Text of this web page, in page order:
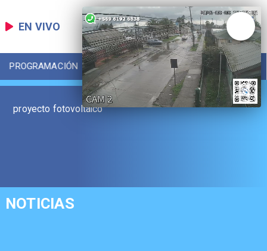
EN VIVO
PROGRAMACIÓN LOCAL DEPORTES
proyecto fotovoltaico
NOTICIAS